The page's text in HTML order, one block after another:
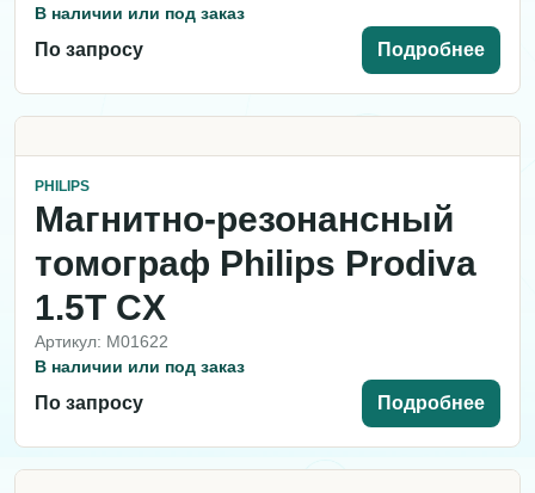
В наличии или под заказ
По запросу Подробнее
PHILIPS
Магнитно-резонансный
томограф Philips Prodiva
1.5T CX
Артикул: M01622
В наличии или под заказ
По запросу Подробнее